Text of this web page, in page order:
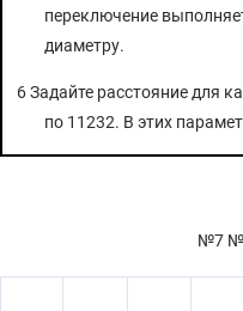
переключение
диаметру.
6 Задайте расстояние для
по 11232. В этих
№7